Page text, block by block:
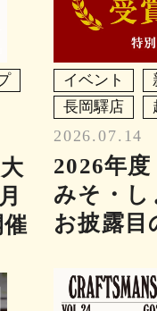
イベント
長岡驛店
2026.07.14
2026年
みそ・し
お披露目